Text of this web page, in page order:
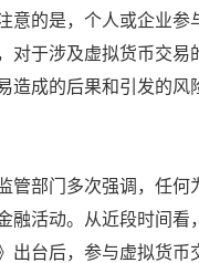
意的是，个人或企业参
对于涉及虚拟货币交
造成的后果和引发的
管部门多次强调，任
融活动。从近段时间
出台后，参与虚拟货